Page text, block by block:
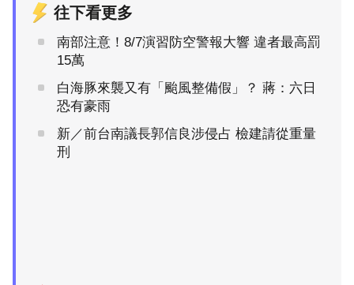
往下看更多
南部注意！8/7演習防空警報大響 違者最高罰
15萬
白海豚來襲又有「颱風整備假」？ 蔣：六日
恐有豪雨
新／前台南議長郭信良涉侵占 檢建請從重量
刑